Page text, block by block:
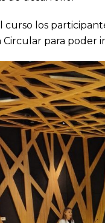
curso los
Circular para poder